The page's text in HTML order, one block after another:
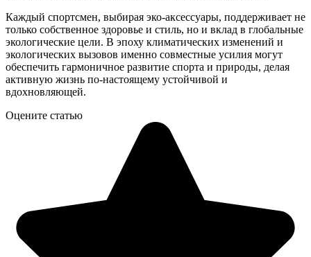
Каждый спортсмен, выбирая эко-аксессуары, поддерживает не
только собственное здоровье и стиль, но и вклад в глобальные
экологические цели. В эпоху климатических изменений и
экологических вызовов именно совместные усилия могут
обеспечить гармоничное развитие спорта и природы, делая
активную жизнь по-настоящему устойчивой и
вдохновляющей.
Оцените статью